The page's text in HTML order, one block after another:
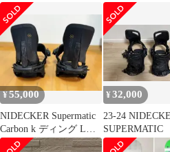
22.5cm～26.5cm)中古
サイズ ナイデッカー レ
ディース スノ
バインディング
日本正規品
¥55,000
NIDECKER Supermatic
Carbon k ディング Lサ
イズ
¥32,000
23-24
SUPERMATIC